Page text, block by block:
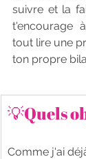
suivre et la
t'encourage
tout lire une
ton propre
💡Quels
Comme j'ai